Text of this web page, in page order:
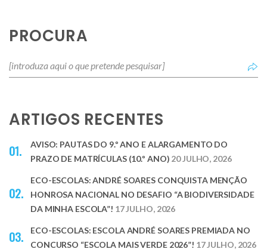
PROCURA
ARTIGOS RECENTES
AVISO: PAUTAS DO 9.º ANO E ALARGAMENTO DO
PRAZO DE MATRÍCULAS (10.º ANO) 20 JULHO, 2026
ECO-ESCOLAS: ANDRÉ SOARES CONQUISTA MENÇÃO
HONROSA NACIONAL NO DESAFIO “A BIODIVERSIDADE
DA MINHA ESCOLA”! 17 JULHO, 2026
ECO-ESCOLAS: ESCOLA ANDRÉ SOARES PREMIADA NO
CONCURSO “ESCOLA MAIS VERDE 2026”! 17 JULHO, 2026